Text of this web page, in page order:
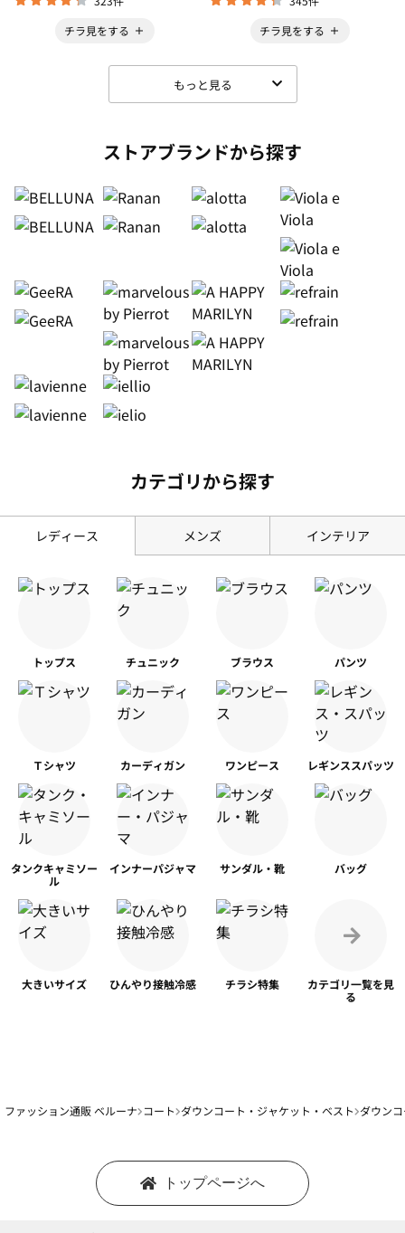
チラ見をする
チラ見をする
もっと見る
ストアブランドから探す
カテゴリから探す
レディース メンズ インテリア
トップス チュニック ブラウス パンツ
Ｔシャツ カーディガン ワンピース レギンススパッツ
タンクキャミソー
ル
インナーパジャマ サンダル・靴 バッグ
大きいサイズ ひんやり接触冷感 チラシ特集 カテゴリ一覧を見
る
ファッション通販 ベルーナ コート ダウンコート・ジャケット・ベスト ダウン
トップページへ